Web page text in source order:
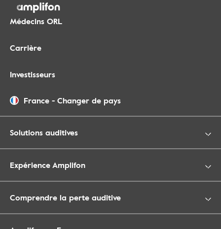
Médecins ORL
Carrière
Investisseurs
France - Changer de pays
Solutions auditives
Expérience Amplifon
Comprendre la perte auditive